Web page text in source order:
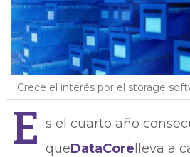
Crece el interés por el storage
E s el cuarto año
queDataCore lleva a